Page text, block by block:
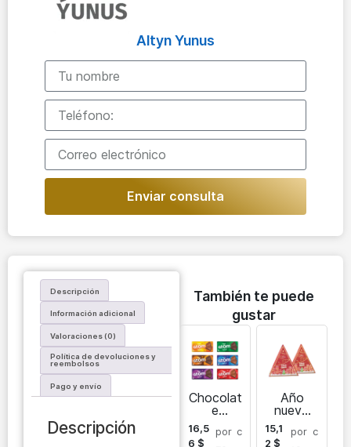
Altyn Yunus
Enviar consulta
Descripción
Información adicional
Valoraciones (0)
Política de devoluciones y
reembolsos
Pago y envío
Descripción
También te puede
gustar
Chocolat
e
aireado
ATOM
16,5
6 $
por c
Año
nuevo
SPRING
A &
15,1
2 $
por c